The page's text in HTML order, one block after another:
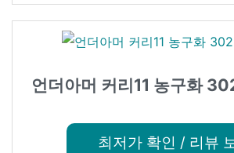
언더아머 커리11 농구화
최저가 확인 / 리뷰